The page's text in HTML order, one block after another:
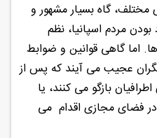
گاه بسیار مشهور و
مردم اسپانیا، نظم
اما گاهی قوانین و ضوابط
عجیب می آیند که پس از
بازگو می کنند، یا
در فضای مجازی اقدام می